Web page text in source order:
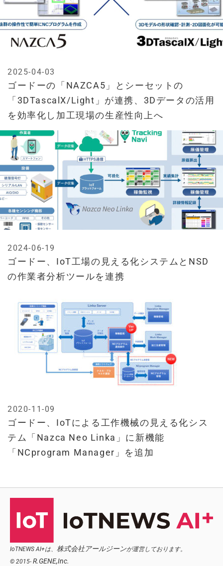
ゴードーの「NAZCA5」とシーセットの
「3DTascalX/Light」が連携、3Dデータの活用
を効率化し加工現場の生産性向上へ
2025-04-03
ゴードー、IoT工場の見える化システムとNSD
の作業者分析ツールを連携
2024-06-19
ゴードー、IoTによる工作機械の見える化シス
テム「Nazca Neo Linka」に新機能
「NCprogram Manager」を追加
2020-11-09
IoTNEWS AI+は、 株式会社アールジーンが運営しております。
© 2015- R.GENE,Inc.